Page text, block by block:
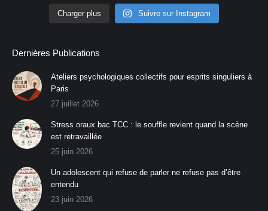
Charger plus Suivre sur Instagram
Dernières Publications
Ateliers psychologiques collectifs pour esprits singuliers à
Paris
27 juillet 2026
Stress oraux bac TCC : le souffle revient quand la scène
est retravaillée
25 juin 2026
Un adolescent qui refuse de parler ne refuse pas d’être
entendu
23 juin 2026